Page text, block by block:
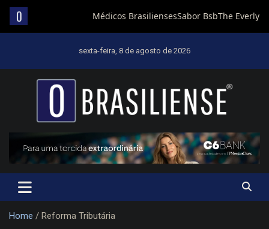
sexta-feira, 8 de agosto de 2026
Um diário de notícias que trabalha por Brasília
Home Reforma Tributária